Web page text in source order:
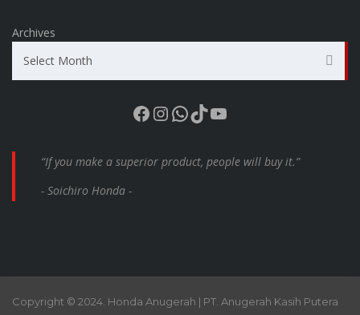
Archives
Select Month
Facebook
Instagram
WhatsApp
TikTok
YouTube
“If you make a superior product, people will buy it.”
- Soichiro Honda -
Copyright © 2024. Honda Anugerah | PT. Anugerah Kasih Putera